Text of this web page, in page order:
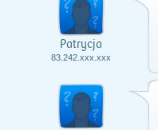
Patrycja
83.242.xxx.xxx